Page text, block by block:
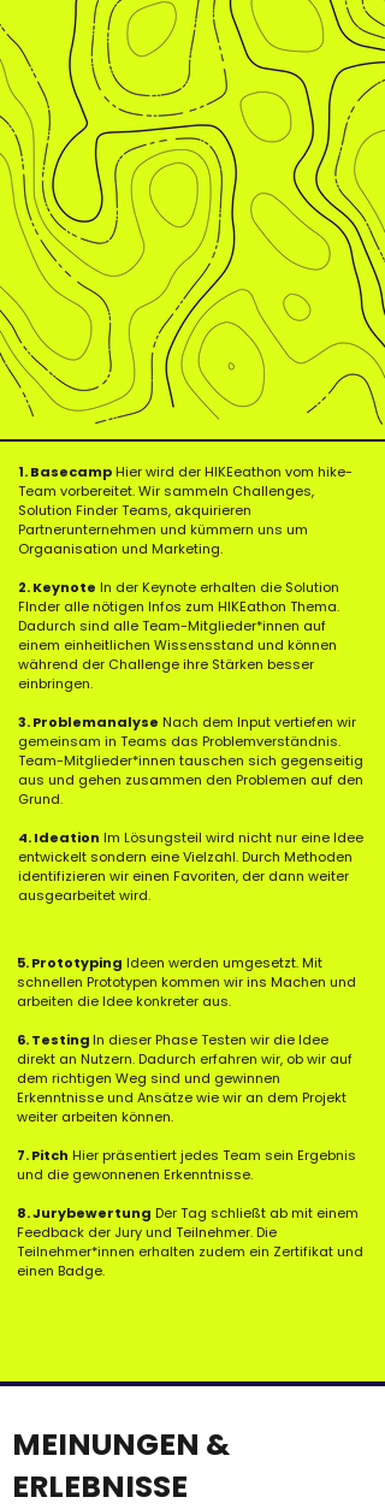
Testing
Jurybewertung
Siegerehrung
Keynote
Herausforderung
​1. Basecamp Hier wird der HIKEeathon vom hike-
Team vorbereitet. Wir sammeln Challenges,
Solution Finder Teams, akquirieren
Partnerunternehmen und kümmern uns um
Orgaanisation und Marketing.
2. Keynote In der Keynote erhalten die Solution
FInder alle nötigen Infos zum HIKEathon Thema.
Dadurch sind alle Team-Mitglieder*innen auf
einem einheitlichen Wissensstand und können
während der Challenge ihre Stärken besser
einbringen.
3. Problemanalyse Nach dem Input vertiefen wir
gemeinsam in Teams das Problemverständnis.
Team-Mitglieder*innen tauschen sich gegenseitig
aus und gehen zusammen den Problemen auf den
Grund.
4. Ideation Im Lösungsteil wird nicht nur eine Idee
entwickelt sondern eine Vielzahl. Durch Methoden
identifizieren wir einen Favoriten, der dann weiter
ausgearbeitet wird.
5. Prototyping Ideen werden umgesetzt. Mit
schnellen Prototypen kommen wir ins Machen und
arbeiten die Idee konkreter aus.
6. Testing In dieser Phase Testen wir die Idee
direkt an Nutzern. Dadurch erfahren wir, ob wir auf
dem richtigen Weg sind und gewinnen
Erkenntnisse und Ansätze wie wir an dem Projekt
weiter arbeiten können.
7. Pitch Hier präsentiert jedes Team sein Ergebnis
und die gewonnenen Erkenntnisse.
8. Jurybewertung Der Tag schließt ab mit einem
Feedback der Jury und Teilnehmer. Die
Teilnehmer*innen erhalten zudem ein Zertifikat und
einen Badge.
MEINUNGEN &
ERLEBNISSE